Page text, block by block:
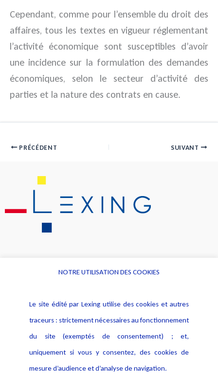
Cependant, comme pour l’ensemble du droit des
affaires, tous les textes en vigueur réglementant
l’activité économique sont susceptibles d’avoir
une incidence sur la formulation des demandes
économiques, selon le secteur d’activité des
parties et la nature des contrats en cause.
PRÉCÉDENT SUIVANT
Alerte professionnelle
Déclaration d'accessibilité
Notice Légale
Politique de protection des
données
Publications
NOTRE UTILISATION DES COOKIES
Le site édité par Lexing utilise des cookies et autres
traceurs : strictement nécessaires au fonctionnement
du site (exemptés de consentement) ; et,
uniquement si vous y consentez, des cookies de
mesure d’audience et d’analyse de navigation.